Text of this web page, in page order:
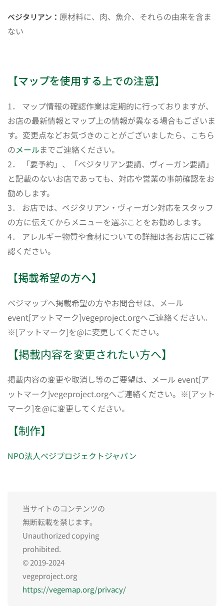
ベジタリアン： 原材料に、肉、魚介、それらの由来を含ま
ない
【マップを使用する上での注意】
1． マップ情報の確認作業は定期的に行っておりますが、
お店の最新情報とマップ上の情報が異なる場合もございま
す。変更点などお気づきのことがございましたら、こちら
のメールまでご連絡ください。
2． 「要予約」、「ベジタリアン要請、ヴィーガン要請」
と記載のないお店であっても、対応や営業の事前確認をお
勧めします。
3． お店では、ベジタリアン・ヴィーガン対応をスタッフ
の方に伝えてからメニューを選ぶことをお勧めします。
4． アレルギー物質や食材についての詳細は各お店にご確
認ください。
【掲載希望の方へ】
ベジマップへ掲載希望の方やお問合せは、メール
event[アットマーク]vegeproject.orgへご連絡ください。
※[アットマーク]を@に変更してください。
【掲載内容を変更されたい方へ】
掲載内容の変更や取消し等のご要望は、メール event[ア
ットマーク]vegeproject.orgへご連絡ください。※[アット
マーク]を@に変更してください。
【制作】
NPO法人ベジプロジェクトジャパン
当サイトのコンテンツの
無断転載を禁じます。
Unauthorized copying
prohibited.
© 2019-2024
vegeproject.org
https://vegemap.org/privacy/